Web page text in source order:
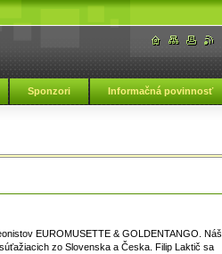
Sponzori Informačná povinnosť
EUROMUSETTE & GOLDENTANGO. Náš
zo Slovenska a Česka. Filip Laktič sa